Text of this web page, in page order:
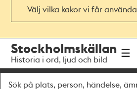
Välj vilka kakor vi får använda
navigationen
huvudinnehållet
Stockholmskällan
Historia i ord, ljud och bild